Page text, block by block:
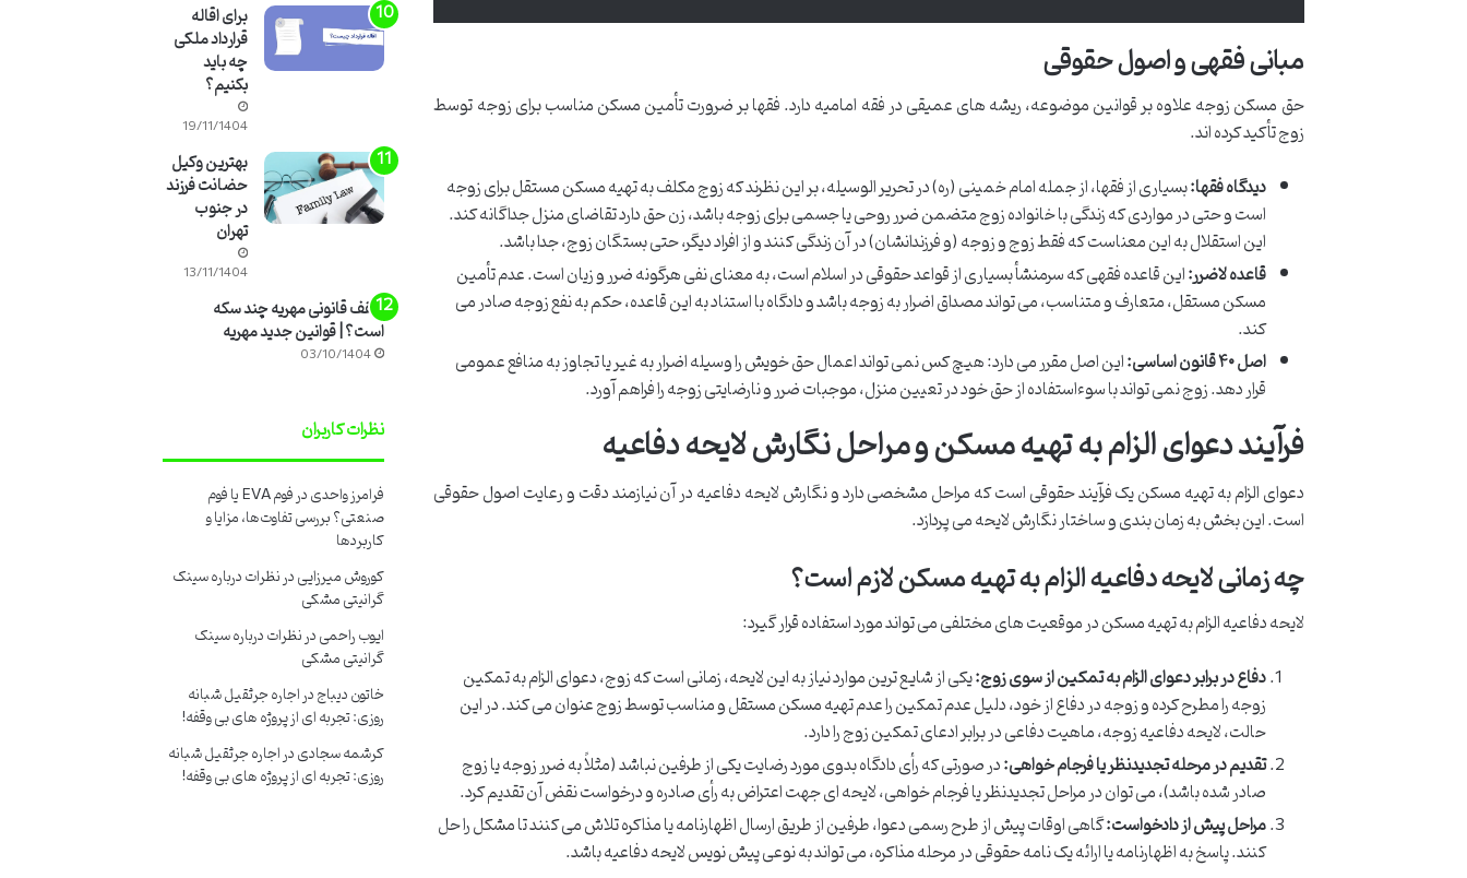
مبانی فقهی و اصول حقوقی
حق مسکن زوجه علاوه بر قوانین موضوعه، ریشه های عمیقی در فقه امامیه دارد. فقها بر ضرورت تأمین مسکن مناسب برای زوجه توسط
زوج تأکید کرده اند.
دیدگاه فقها:بسیاری از فقها، از جمله امام خمینی (ره) در تحریر الوسیله، بر این نظرند که زوج مکلف به تهیه مسکن مستقل برای زوجه
است و حتی در مواردی که زندگی با خانواده زوج متضمن ضرر روحی یا جسمی برای زوجه باشد، زن حق دارد تقاضای منزل جداگانه کند.
این استقلال به این معناست که فقط زوج و زوجه (و فرزندانشان) در آن زندگی کنند و از افراد دیگر، حتی بستگان زوج، جدا باشد.
قاعده لاضرر:این قاعده فقهی که سرمنشأ بسیاری از قواعد حقوقی در اسلام است، به معنای نفی هرگونه ضرر و زیان است. عدم تأمین
مسکن مستقل، متعارف و متناسب، می تواند مصداق اضرار به زوجه باشد و دادگاه با استناد به این قاعده، حکم به نفع زوجه صادر می
کند.
اصل ۴۰ قانون اساسی:
این اصل مقرر می دارد: هیچ کس نمی تواند اعمال حق خویش را وسیله اضرار به غیر یا تجاوز به منافع عمومی
قرار دهد. زوج نمی تواند با سوءاستفاده از حق خود در تعیین منزل، موجبات ضرر و نارضایتی زوجه را فراهم آورد.
فرآیند دعوای الزام به تهیه مسکن و مراحل نگارش لایحه دفاعیه
دعوای الزام به تهیه مسکن یک فرآیند حقوقی است که مراحل مشخصی دارد و نگارش لایحه دفاعیه در آن نیازمند دقت و رعایت اصول حقوقی
است. این بخش به زمان بندی و ساختار نگارش لایحه می پردازد.
چه زمانی لایحه دفاعیه الزام به تهیه مسکن لازم است؟
لایحه دفاعیه الزام به تهیه مسکن در موقعیت های مختلفی می تواند مورد استفاده قرار گیرد:
دفاع در برابر دعوای الزام به تمکین از سوی زوج:یکی از شایع ترین موارد نیاز به این لایحه، زمانی است که زوج، دعوای الزام به تمکین
زوجه را مطرح کرده و زوجه در دفاع از خود، دلیل عدم تمکین را عدم تهیه مسکن مستقل و مناسب توسط زوج عنوان می کند. در این
حالت، لایحه دفاعیه زوجه، ماهیت دفاعی در برابر ادعای تمکین زوج را دارد.
تقدیم در مرحله تجدیدنظر یا فرجام خواهی:در صورتی که رأی دادگاه بدوی مورد رضایت یکی از طرفین نباشد (مثلاً به ضرر زوجه یا زوج
صادر شده باشد)، می توان در مراحل تجدیدنظر یا فرجام خواهی، لایحه ای جهت اعتراض به رأی صادره و درخواست نقض آن تقدیم کرد.
مراحل پیش از دادخواست:گاهی اوقات پیش از طرح رسمی دعوا، طرفین از طریق ارسال اظهارنامه یا مذاکره تلاش می کنند تا مشکل را حل
کنند. پاسخ به اظهارنامه یا ارائه یک نامه حقوقی در مرحله مذاکره، می تواند به نوعی پیش نویس لایحه دفاعیه باشد.
برای اقاله
قرارداد ملکی
چه باید
بکنیم؟
19/11/1404
بهترین وکیل
حضانت فرزند
در جنوب
تهران
13/11/1404
سقف قانونی مهریه چند سکه
است؟ | قوانین جدید مهریه
03/10/1404
نظرات کاربران
فرامرز واحدیدر فوم EVA یا فوم
صنعتی؟ بررسی تفاوت‌ها، مزایا و
کاربردها
کوروش میرزاییدرنظرات درباره سینک
گرانیتی مشکی
ایوب راحمیدرنظرات درباره سینک
گرانیتی مشکی
خاتون دیباجدراجاره جرثقیل شبانه
روزی: تجربه ای از پروژه های بی وقفه!
کرشمه سجادیدراجاره جرثقیل شبانه
روزی: تجربه ای از پروژه های بی وقفه!